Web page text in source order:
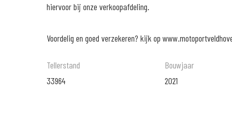
hiervoor bij onze verkoopafdeling.
Voordelig en goed verzekeren? kijk op
Tellerstand
33964
Bouwjaar
2021